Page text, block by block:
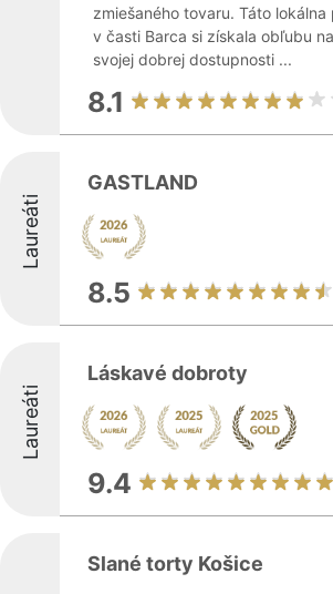
zmiešaného tovaru. Táto
v časti Barca si získala obľubu
svojej dobrej dostupnosti ...
8.1
Laureáti
GASTLAND
8.5
Laureáti
Láskavé dobroty
9.4
Slané torty Košice